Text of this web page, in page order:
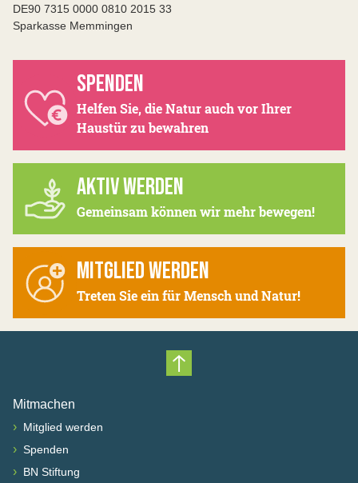
DE90 7315 0000 0810 2015 33
Sparkasse Memmingen
SPENDEN
Helfen Sie, die Natur auch vor Ihrer
Haustür zu bewahren
AKTIV WERDEN
Gemeinsam können wir mehr bewegen!
MITGLIED WERDEN
Treten Sie ein für Mensch und Natur!
Nach oben scrollen
Mitmachen
› Mitglied werden
› Spenden
› BN Stiftung